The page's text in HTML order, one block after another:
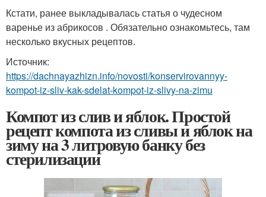
Кстати, ранее выкладывалась статья о чудесном
варенье из абрикосов . Обязательно ознакомьтесь, там
несколько вкусных рецептов.
Источник:
https://dachnayazhizn.info/novosti/konservirovannyy-
kompot-iz-sliv-kak-sdelat-kompot-iz-slivy-na-zimu
Компот из слив и яблок. Простой
рецепт компота из сливы и яблок на
зиму на 3 литровую банку без
стерилизации